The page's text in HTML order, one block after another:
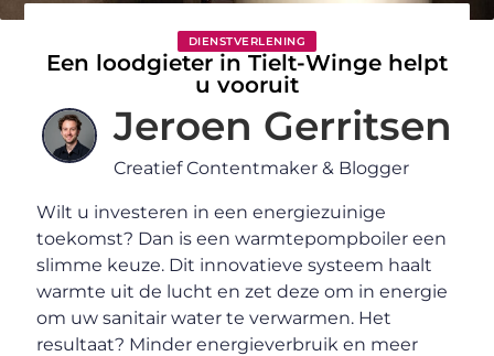
DIENSTVERLENING
Een loodgieter in Tielt-Winge helpt
u vooruit
Jeroen Gerritsen
Creatief Contentmaker & Blogger
Wilt u investeren in een energiezuinige
toekomst? Dan is een warmtepompboiler een
slimme keuze. Dit innovatieve systeem haalt
warmte uit de lucht en zet deze om in energie
om uw sanitair water te verwarmen. Het
resultaat? Minder energieverbruik en meer